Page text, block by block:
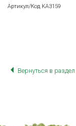
Артикул/Код KA3159
Вернуться в раздел